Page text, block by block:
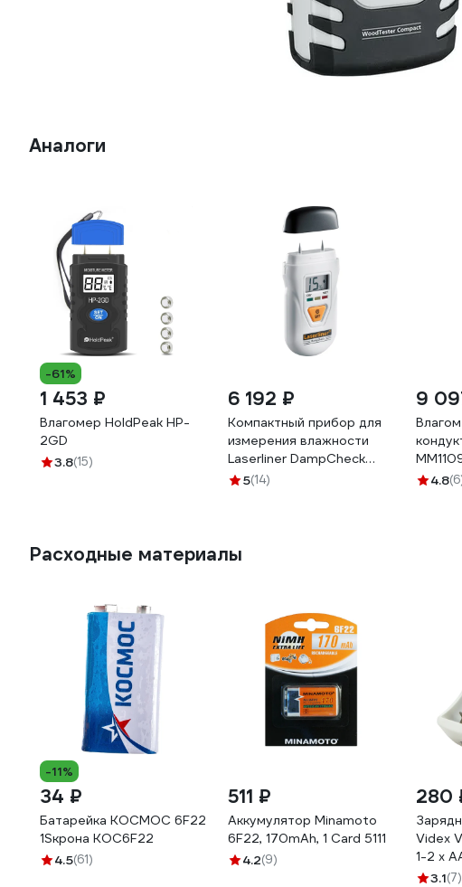
Аналоги
-61%
1 453 ₽
Влагомер HoldPeak HP-
2GD
3.8(15)
6 192 ₽
Компактный прибор для
измерения влажности
Laserliner DampCheck
082.003A
5(14)
9
4.8
Расходные материалы
-11%
34 ₽
Батарейка КОСМОС 6F22
1Sкрона KOC6F22
4.5(61)
511 ₽
Аккумулятор Minamoto
6F22, 170mAh, 1 Card 5111
4.2(9)
280
Videx
1-2 х
3.1(7)